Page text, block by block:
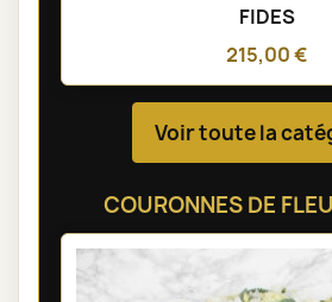
FIDES
215,00 €
Voir toute la
COURONNES DE